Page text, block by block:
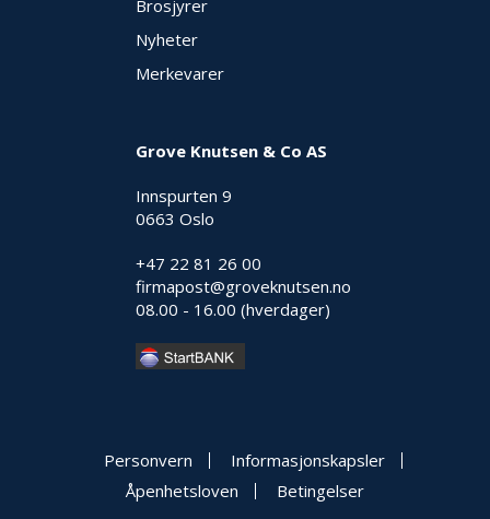
Brosjyrer
Nyheter
Merkevarer
Grove Knutsen & Co AS
Innspurten 9
0663 Oslo
+47 22 81 26 00
firmapost@groveknutsen.no
08.00 - 16.00 (hverdager)
Personvern
Informasjonskapsler
Åpenhetsloven
Betingelser